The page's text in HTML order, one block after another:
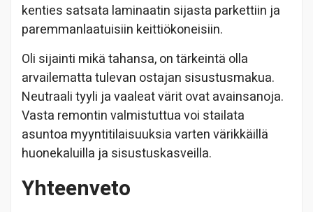
kenties satsata laminaatin sijasta parkettiin ja
paremmanlaatuisiin keittiökoneisiin.
Oli sijainti mikä tahansa, on tärkeintä olla
arvailematta tulevan ostajan sisustusmakua.
Neutraali tyyli ja vaaleat värit ovat avainsanoja.
Vasta remontin valmistuttua voi stailata
asuntoa myyntitilaisuuksia varten värikkäillä
huonekaluilla ja sisustuskasveilla.
Yhteenveto